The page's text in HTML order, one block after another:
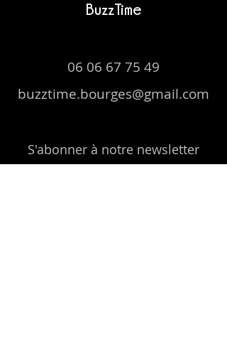
BuzzTime
06 06 67 75 49
buzztime.bourges@gmail.com
S'abonner à notre newsletter